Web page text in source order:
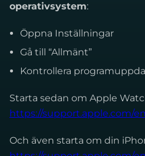
operativsystem:
Öppna Inställningar
Gå till “Allmänt”
Kontrollera
Starta sedan om Apple
https://support.apple.com/
Och även starta om din